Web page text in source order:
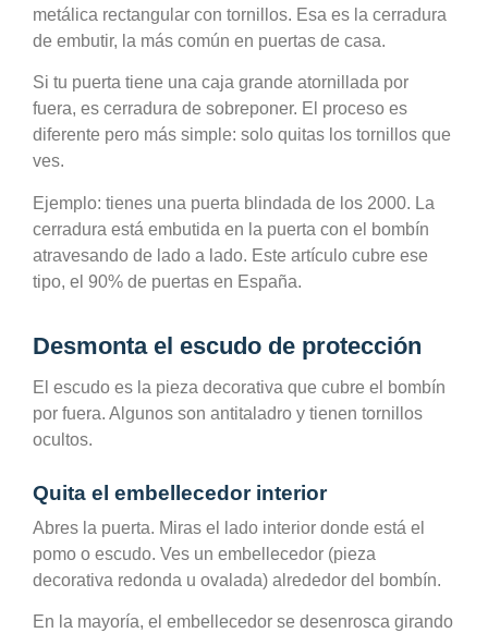
metálica rectangular con tornillos. Esa es la cerradura
de embutir, la más común en puertas de casa.
Si tu puerta tiene una caja grande atornillada por
fuera, es cerradura de sobreponer. El proceso es
diferente pero más simple: solo quitas los tornillos que
ves.
Ejemplo: tienes una puerta blindada de los 2000. La
cerradura está embutida en la puerta con el bombín
atravesando de lado a lado. Este artículo cubre ese
tipo, el 90% de puertas en España.
Desmonta el escudo de protección
El escudo es la pieza decorativa que cubre el bombín
por fuera. Algunos son antitaladro y tienen tornillos
ocultos.
Quita el embellecedor interior
Abres la puerta. Miras el lado interior donde está el
pomo o escudo. Ves un embellecedor (pieza
decorativa redonda u ovalada) alrededor del bombín.
En la mayoría, el embellecedor se desenrosca girando